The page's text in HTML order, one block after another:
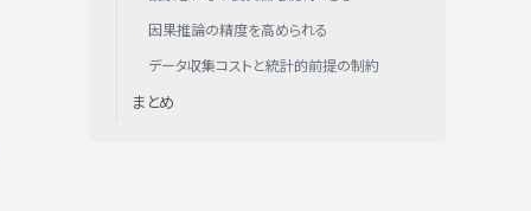
因果推論の精度を高められる
データ収集コストと統計的前提の制約
まとめ